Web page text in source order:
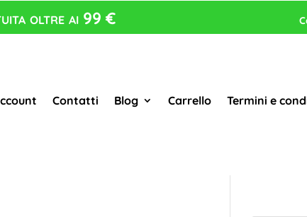
oltre ai 99 €
Contatti Blog Carrello Termini e